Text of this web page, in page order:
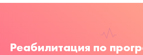
Реабилитация по